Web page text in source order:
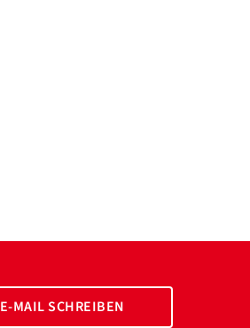
E-MAIL SCHREIBEN